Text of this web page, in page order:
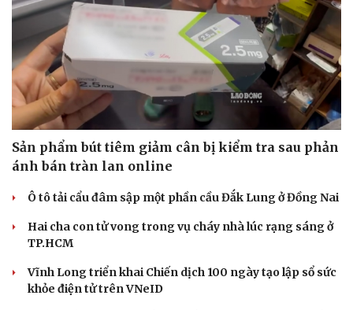
Cải chính
Sản phẩm bút tiêm giảm cân bị kiểm tra sau phản
ánh bán tràn lan online
Ô tô tải cẩu đâm sập một phần cầu Đắk Lung ở Đồng Nai
Hai cha con tử vong trong vụ cháy nhà lúc rạng sáng ở
TP.HCM
Vĩnh Long triển khai Chiến dịch 100 ngày tạo lập sổ sức
khỏe điện tử trên VNeID